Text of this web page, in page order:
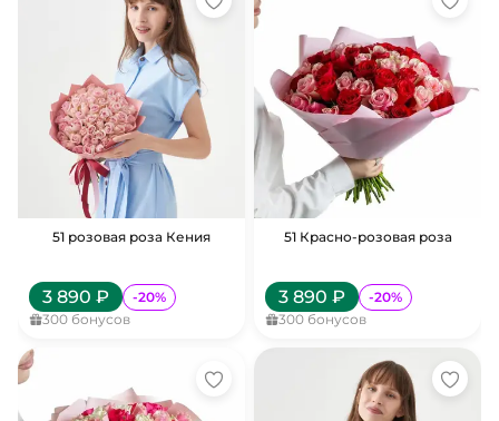
51 розовая роза Кения
3 890 ₽ -20%
300 бонусов
51 Красно-розовая роза
3 890 ₽ -20%
300 бонусов